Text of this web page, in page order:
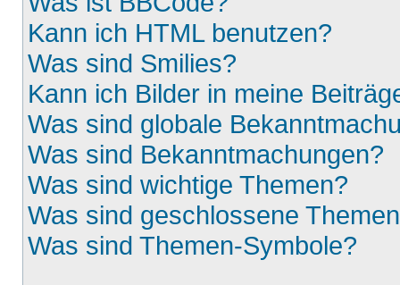
Kann ich HTML benutzen?
Was sind Smilies?
Kann ich Bilder in meine
Was sind globale
Was sind Bekanntmachungen?
Was sind wichtige Themen?
Was sind geschlossene
Was sind Themen-Symbole?